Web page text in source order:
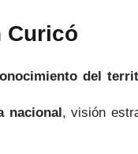
Curicó
del
nacional, visión